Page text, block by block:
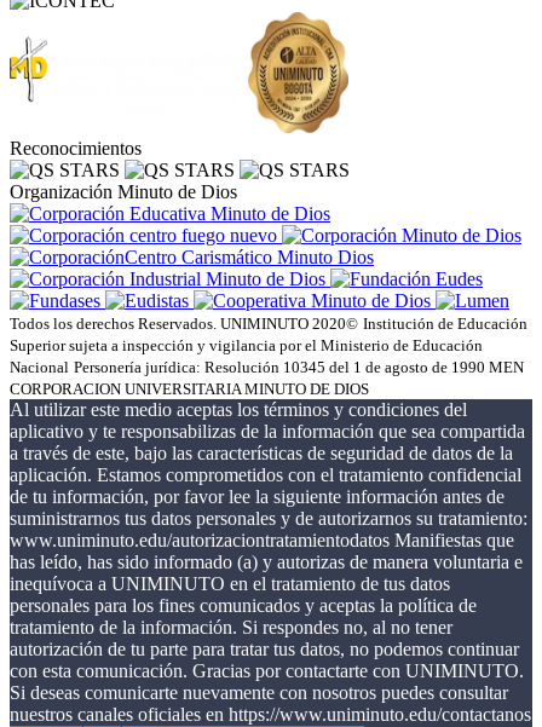
Reconocimientos
Organización Minuto de Dios
Todos los derechos Reservados. UNIMINUTO 2020© Institución de Educación
Superior sujeta a inspección y vigilancia por el Ministerio de Educación
Nacional Personería jurídica: Resolución 10345 del 1 de agosto de 1990 MEN
CORPORACION UNIVERSITARIA MINUTO DE DIOS
Al utilizar este medio aceptas los términos y condiciones del
aplicativo y te responsabilizas de la información que sea compartida
a través de este, bajo las características de seguridad de datos de la
aplicación. Estamos comprometidos con el tratamiento confidencial
de tu información, por favor lee la siguiente información antes de
suministrarnos tus datos personales y de autorizarnos su tratamiento:
www.uniminuto.edu/autorizaciontratamientodatos Manifiestas que
has leído, has sido informado (a) y autorizas de manera voluntaria e
inequívoca a UNIMINUTO en el tratamiento de tus datos
personales para los fines comunicados y aceptas la política de
tratamiento de la información. Si respondes no, al no tener
autorización de tu parte para tratar tus datos, no podemos continuar
con esta comunicación. Gracias por contactarte con UNIMINUTO.
Si deseas comunicarte nuevamente con nosotros puedes consultar
nuestros canales oficiales en https://www.uniminuto.edu/contactanos